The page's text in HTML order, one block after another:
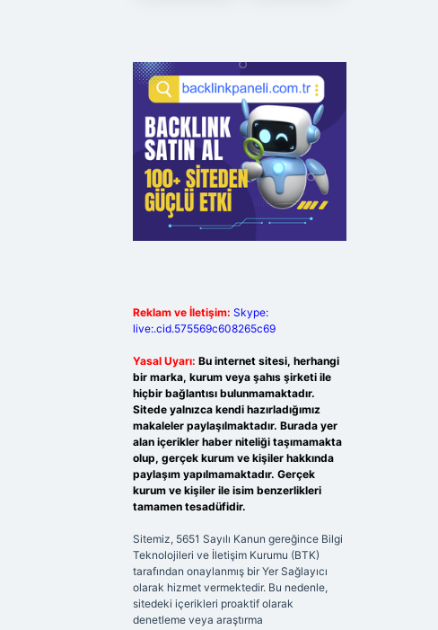
Reklam ve İletişim: Skype:
live:.cid.575569c608265c69
Yasal Uyarı: Bu internet sitesi, herhangi
bir marka, kurum veya şahıs şirketi ile
hiçbir bağlantısı bulunmamaktadır.
Sitede yalnızca kendi hazırladığımız
makaleler paylaşılmaktadır. Burada yer
alan içerikler haber niteliği taşımamakta
olup, gerçek kurum ve kişiler hakkında
paylaşım yapılmamaktadır. Gerçek
kurum ve kişiler ile isim benzerlikleri
tamamen tesadüfidir.
Sitemiz, 5651 Sayılı Kanun gereğince Bilgi
Teknolojileri ve İletişim Kurumu (BTK)
tarafından onaylanmış bir Yer Sağlayıcı
olarak hizmet vermektedir. Bu nedenle,
sitedeki içerikleri proaktif olarak
denetleme veya araştırma